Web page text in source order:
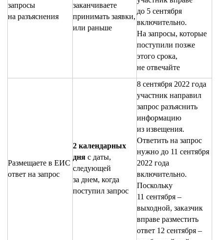
запросы
на разъяснения
заканчиваете
принимать заявки,
или раньше
до 5 сентября
включительно.
На запросы, которые
поступили позже
этого срока,
не отвечайте
Размещаете в ЕИС
ответ на запрос
2 календарных
дня с даты,
следующей
за днем, когда
поступил запрос
8 сентября 2022 года
участник направил
запрос разъяснить
информацию
из извещения.
Ответить на запрос
нужно до 11 сентября
2022 года
включительно.
Поскольку
11 сентября –
выходной, заказчик
вправе разместить
ответ 12 сентября –